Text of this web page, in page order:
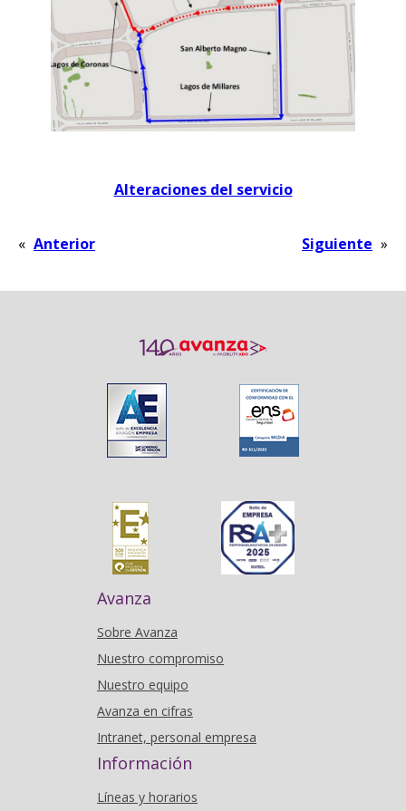
Alteraciones del servicio
« Anterior Siguiente »
Avanza
Sobre Avanza
Nuestro compromiso
Nuestro equipo
Avanza en cifras
Intranet, personal empresa
Información
Líneas y horarios